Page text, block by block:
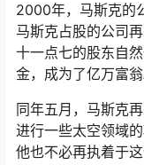
2000年，马斯克的
马斯克占股的公司
十一点七的股东自
金，成为了亿万富翁
同年五月，马斯克
进行一些太空领域
他也不必再执着于